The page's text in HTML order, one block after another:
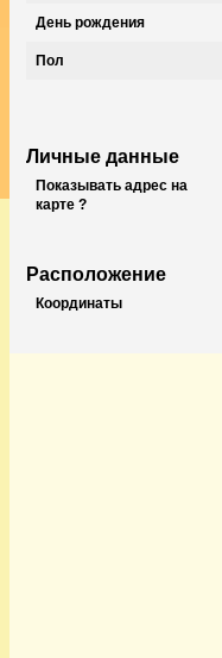
День рождения
Пол
Личные данные
Показывать адрес на
карте ?
Расположение
Координаты